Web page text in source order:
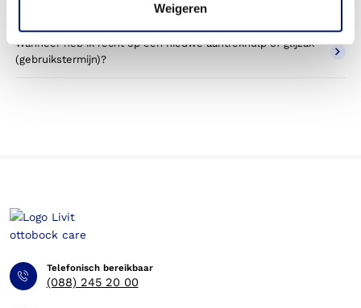
Weigeren
Krijg ik mijn aantrekhulpmiddel in eigendom of bruikleen?
Wanneer heb ik recht op een nieuwe aantrekhulp of glijzak
(gebruikstermijn)?
Telefonisch bereikbaar
(088) 245 20 00